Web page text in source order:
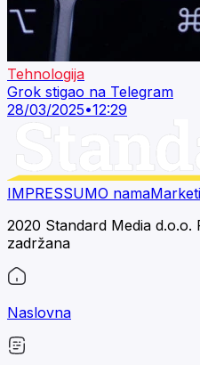
Tehnologija
Grok stigao na Telegram
28/03/2025•12:29
IMPRESSUMO nama
2020 Standard Media d.o.o.
zadržana
Naslovna